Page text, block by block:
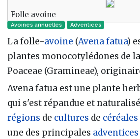
Folle avoine
Avoines annuelles Adventices
La folle-avoine (Avena fatua)
plantes monocotylédones de
Poaceae (Gramineae),
Avena fatua est une plante
qui s'est répandue et
régions de cultures de céréales
une des principales adventices